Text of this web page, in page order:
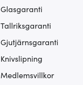
Glasgaranti
Tallriksgaranti
Gjutjärnsgaranti
Knivslipning
Medlemsvillkor